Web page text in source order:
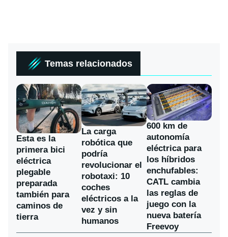
Temas relacionados
Esta es la
primera bici
eléctrica
plegable
preparada
también para
caminos de
tierra
La carga
robótica que
podría
revolucionar el
robotaxi: 10
coches
eléctricos a la
vez y sin
humanos
600 km de
autonomía
eléctrica para
los híbridos
enchufables:
CATL cambia
las reglas de
juego con la
nueva batería
Freevoy